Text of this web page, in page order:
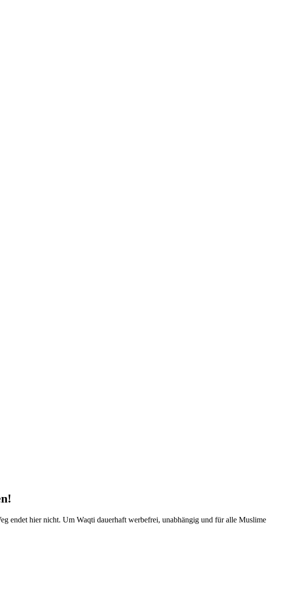
endet hier nicht. Um Waqti dauerhaft werbefrei, unabhängig und für alle Muslime